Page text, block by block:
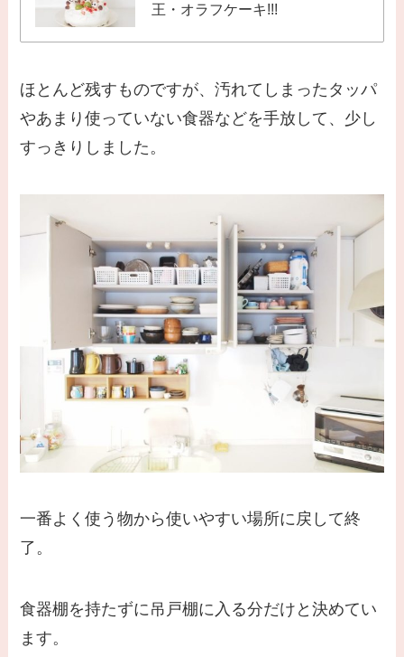
王・オラフケーキ!!!
ほとんど残すものですが、汚れてしまったタッパ
やあまり使っていない食器などを手放して、少し
すっきりしました。
一番よく使う物から使いやすい場所に戻して終
了。
食器棚を持たずに吊戸棚に入る分だけと決めてい
ます。